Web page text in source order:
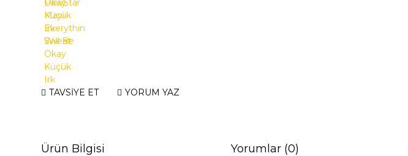
TAVSİYE ET YORUM YAZ
Ürün Bilgisi Yorumlar (0)